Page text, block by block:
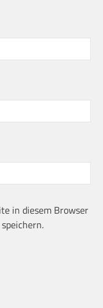
in diesem Browser